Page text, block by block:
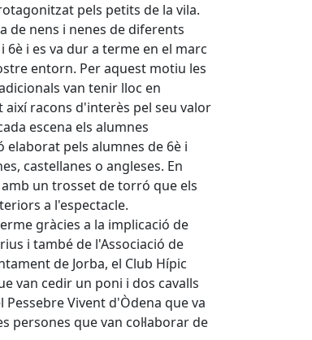
pels petits de la vila.
de nens i nenes de diferents
6è i es va dur a terme en el marc
entorn. Per aquest motiu les
van tenir lloc en
racons d'interès pel seu valor
escena els alumnes
pels alumnes de 6è i
castellanes o angleses. En
un trosset de torró que els
a l'espectacle.
gràcies a la implicació de
i també de l'Associació de
de Jorba, el Club Hípic
van cedir un poni i dos cavalls
Pessebre Vivent d'Òdena que va
persones que van col·laborar de